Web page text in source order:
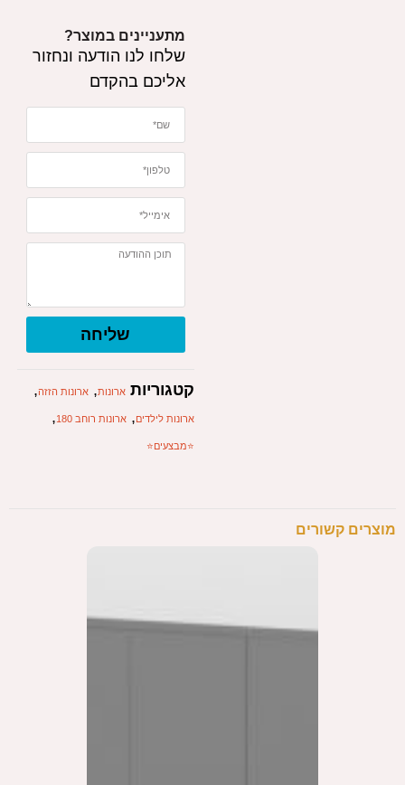
מתעניינים במוצר?
שלחו לנו הודעה ונחזור
אליכם בהקדם
שליחה
קטגוריות ארונות,ארונות הזזה,
ארונות לילדים,ארונות רוחב 180 ,
⭐️מבצעים⭐️
מוצרים קשורים